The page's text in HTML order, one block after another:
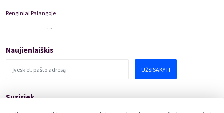
Renginiai Palangoje
Renginiai Panevėžyje
Domino Teatro Spektakliai
Naujienlaiškis
UŽSISAKYTI
Susisiek